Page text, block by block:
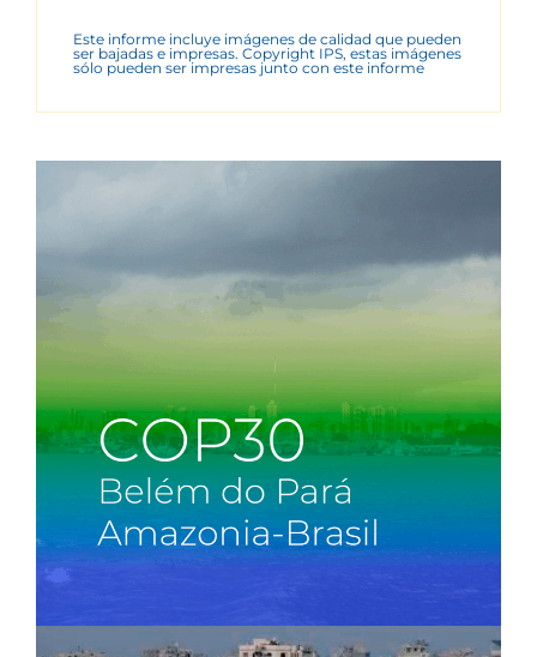
Este informe incluye imágenes de calidad que pueden
ser bajadas e impresas. Copyright IPS, estas imágenes
sólo pueden ser impresas junto con este informe